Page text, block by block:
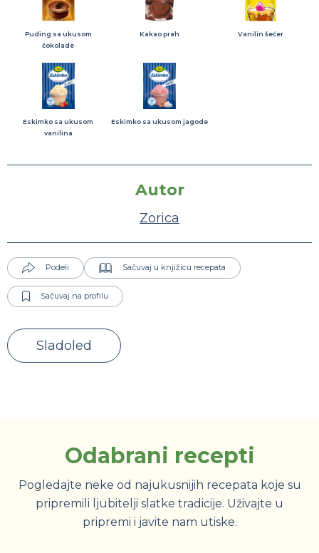
Puding sa ukusom
čokolade
Kakao prah Vanilin šećer
Eskimko sa ukusom
vanilina
Eskimko sa ukusom jagode
Autor
Zorica
Podeli Sačuvaj u knjižicu recepata
Sačuvaj na profilu
Sladoled
Odabrani recepti
Pogledajte neke od najukusnijih recepata koje su
pripremili ljubitelji slatke tradicije. Uživajte u
pripremi i javite nam utiske.